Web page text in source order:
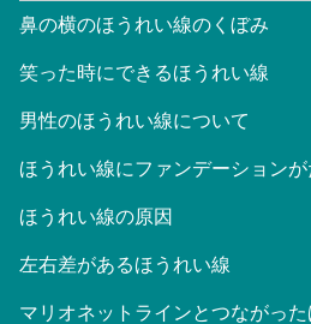
鼻の横のほうれい線のくぼみ
笑った時にできるほうれい線
男性のほうれい線について
ほうれい線にファンデーションが
ほうれい線の原因
左右差があるほうれい線
マリオネットラインとつながっ